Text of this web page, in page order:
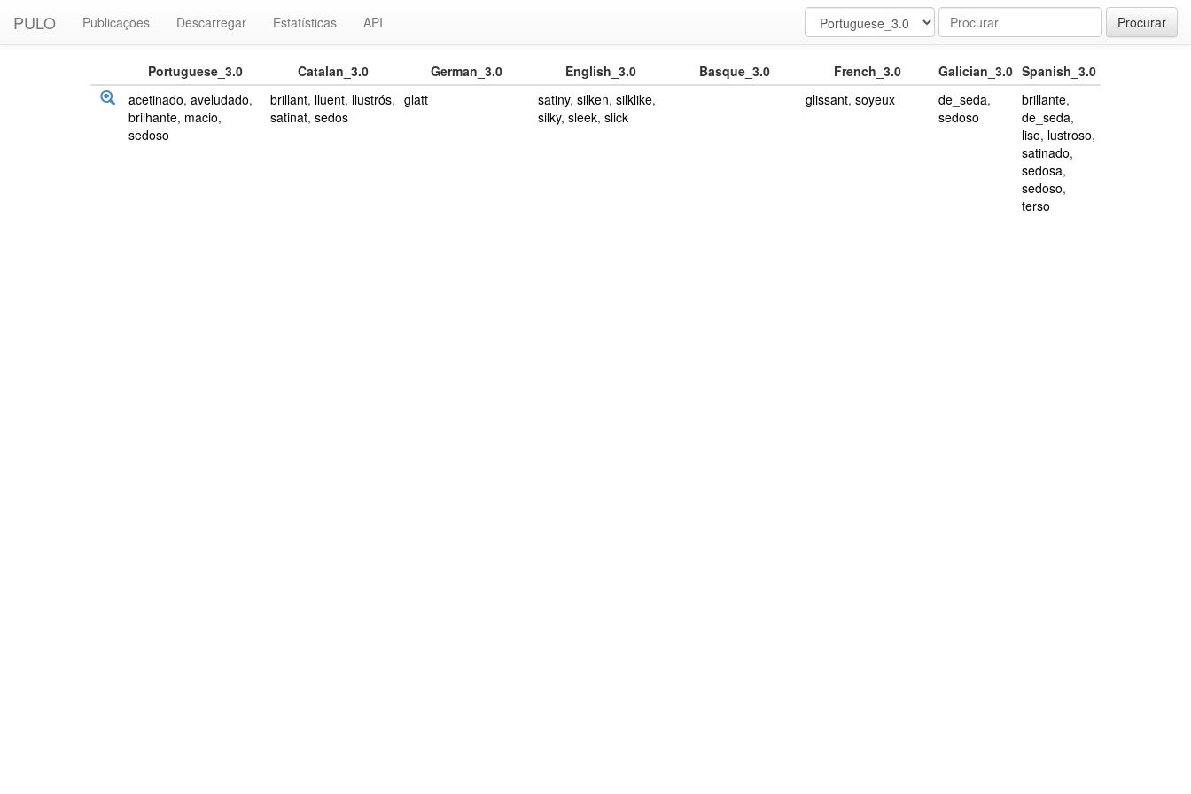
PULO Publicações Descarregar Estatísticas API Procurar
Portuguese_3.0 Catalan_3.0 German_3.0 English_3.0 Basque_3.0 French_3.0 Galician_3.0 Spanish_3.0
acetinado, aveludado,
brilhante, macio,
sedoso
brillant, lluent, llustrós,
satinat, sedós
glatt satiny, silken, silklike,
silky, sleek, slick
glissant, soyeux de_seda,
sedoso
brillante,
de_seda,
liso, lustroso,
satinado,
sedosa,
sedoso,
terso